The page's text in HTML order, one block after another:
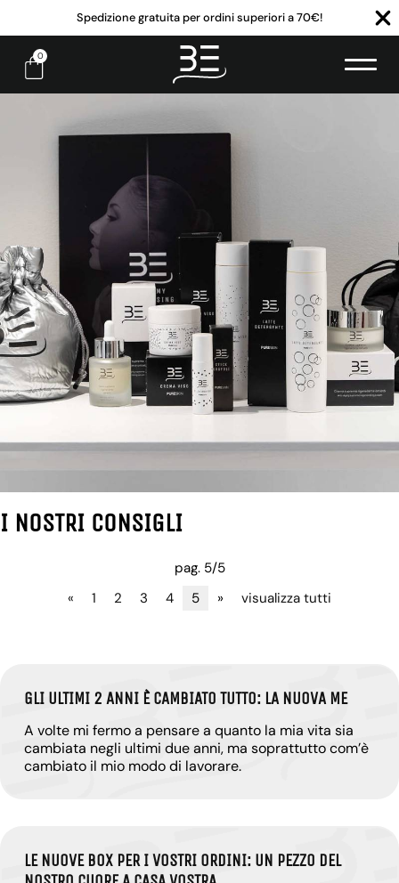
Spedizione gratuita per ordini superiori a 70€!
0
I NOSTRI CONSIGLI
pag. 5/5
«
1 2 3 4 5 » visualizza tutti
GLI ULTIMI 2 ANNI È CAMBIATO TUTTO: LA NUOVA ME
A volte mi fermo a pensare a quanto la mia vita sia
cambiata negli ultimi due anni, ma soprattutto com’è
cambiato il mio modo di lavorare.
LE NUOVE BOX PER I VOSTRI ORDINI: UN PEZZO DEL